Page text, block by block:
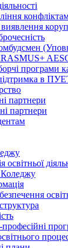
програми
в
партнери
партнери
освітньої
Коледжу